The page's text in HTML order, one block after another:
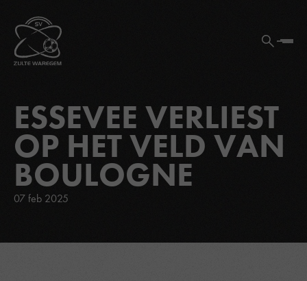
ESSEVEE VERLIEST
OP HET VELD VAN
BOULOGNE
07 feb 2025